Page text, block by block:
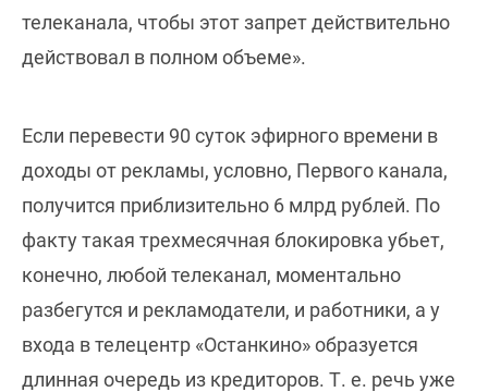
телеканала, чтобы этот запрет действительно
действовал в полном объеме».
Если перевести 90 суток эфирного времени в
доходы от рекламы, условно, Первого канала,
получится приблизительно 6 млрд рублей. По
факту такая трехмесячная блокировка убьет,
конечно, любой телеканал, моментально
разбегутся и рекламодатели, и работники, а у
входа в телецентр «Останкино» образуется
длинная очередь из кредиторов. Т. е. речь уже